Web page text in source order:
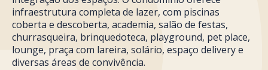
infraestrutura completa de lazer, com piscinas
coberta e descoberta, academia, salão de festas,
churrasqueira, brinquedoteca, playground, pet place,
lounge, praça com lareira, solário, espaço delivery e
diversas áreas de convivência.